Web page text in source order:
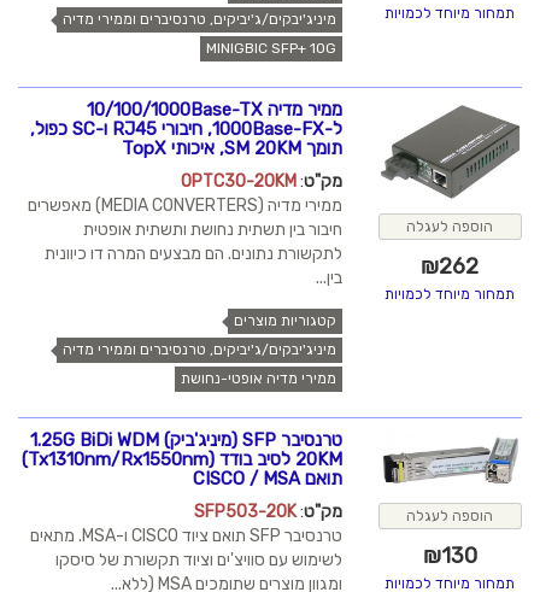
תמחור מיוחד לכמויות
מיניג'יבקים/ג'יביקים, טרנסיברים וממירי מדיה
MINIGBIC SFP+ 10G
הוספה לעגלה
₪262
תמחור מיוחד לכמויות
ממיר מדיה 10/100/1000Base-TX
ל-1000Base-FX, חיבורי RJ45 ו-SC כפול,
תומך SM 20KM, איכותי TopX
מק"ט:
OPTC30-20KM
ממירי מדיה (MEDIA CONVERTERS) מאפשרים
חיבור בין תשתית נחושת ותשתית אופטית
לתקשורת נתונים. הם מבצעים המרה דו כיוונית
בין...
קטגוריות מוצרים
מיניג'יבקים/ג'יביקים, טרנסיברים וממירי מדיה
ממירי מדיה אופטי-נחושת
הוספה לעגלה
₪130
תמחור מיוחד לכמויות
טרנסיבר SFP (מיניג'ביק) 1.25G BiDi WDM
20KM לסיב בודד (Tx1310nm/Rx1550nm)
תואם CISCO / MSA
מק"ט:
SFP503-20K
טרנסיבר SFP תואם ציוד CISCO ו-MSA. מתאים
לשימוש עם סוויצ'ים וציוד תקשורת של סיסקו
ומגוון מוצרים שתומכים MSA (ללא...